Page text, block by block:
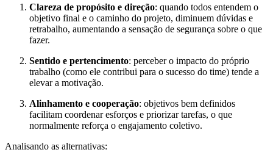
Clareza de propósito e direção: quando todos entendem o
objetivo final e o caminho do projeto, diminuem dúvidas e
retrabalho, aumentando a sensação de segurança sobre o que
fazer.
Sentido e pertencimento: perceber o impacto do próprio
trabalho (como ele contribui para o sucesso do time) tende a
elevar a motivação.
Alinhamento e cooperação: objetivos bem definidos
facilitam coordenar esforços e priorizar tarefas, o que
normalmente reforça o engajamento coletivo.
Analisando as alternativas: